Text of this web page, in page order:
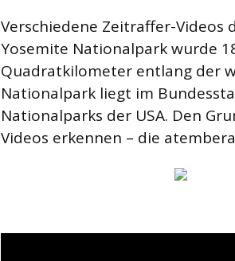
Verschiedene Zeitraffer-Videos
Yosemite Nationalpark wurde
Quadratkilometer entlang der
Nationalpark liegt im
Nationalparks der USA. Den
Videos erkennen – die